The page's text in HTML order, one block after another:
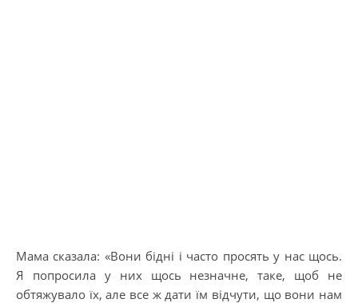
Мама сказала: «Вони бідні і часто просять у нас щось.
Я попросила у них щось незначне, таке, щоб не
обтяжувало їх, але все ж дати їм відчути, що вони нам